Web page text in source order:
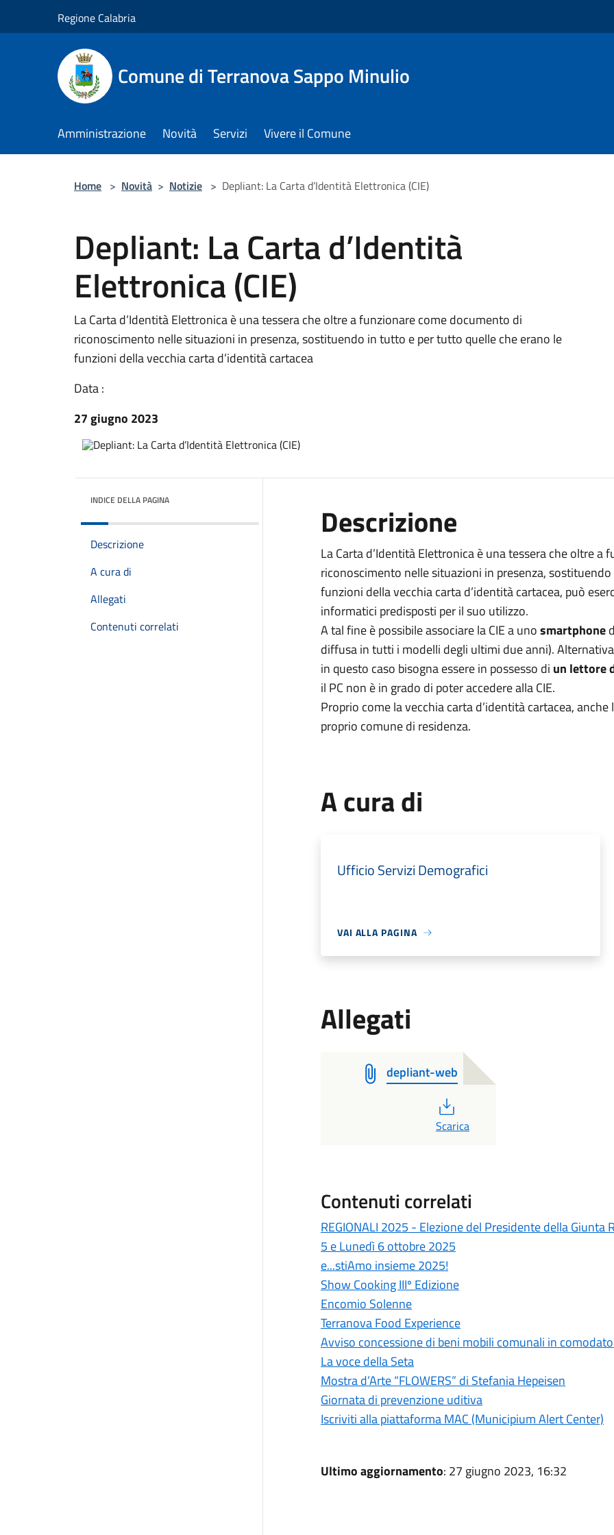
Regione Calabria
Comune di Terranova Sappo Minulio
Amministrazione Novità Servizi Vivere il Comune
Home > Novità > Notizie > Depliant: La Carta d’Identità Elettronica (CIE)
Depliant: La Carta d’Identità
Elettronica (CIE)
La Carta d’Identità Elettronica è una tessera che oltre a funzionare come documento di
riconoscimento nelle situazioni in presenza, sostituendo in tutto e per tutto quelle che erano le
funzioni della vecchia carta d’identità cartacea
Data :
27 giugno 2023
INDICE DELLA PAGINA
Descrizione
A cura di
Allegati
Contenuti correlati
Descrizione
La Carta d’Identità Elettronica è una tessera che oltre
riconoscimento nelle situazioni in presenza,
funzioni della vecchia carta d’identità cartacea, può
informatici predisposti per il suo utilizzo.
A tal fine è possibile associare la CIE a unosmartphone
diffusa in tutti i modelli degli ultimi due anni).
in questo caso bisogna essere in possesso di un lettore
il PC non è in grado di poter accedere alla CIE.
Proprio come la vecchia carta d’identità cartacea,
proprio comune di residenza.
A cura di
Ufficio Servizi Demografici
VAI ALLA PAGINA
Allegati
depliant-web
PDF
Scarica
Contenuti correlati
REGIONALI 2025 - Elezione del Presidente della
5 e Lunedì 6 ottobre 2025
e...stiAmo insieme 2025!
Show Cooking IIIº Edizione
Encomio Solenne
Terranova Food Experience
Avviso concessione di beni mobili comunali in
La voce della Seta
Mostra d’Arte “FLOWERS” di Stefania Hepeisen
Giornata di prevenzione uditiva
Iscriviti alla piattaforma MAC (Municipium Alert Center)
Ultimo aggiornamento: 27 giugno 2023, 16:32